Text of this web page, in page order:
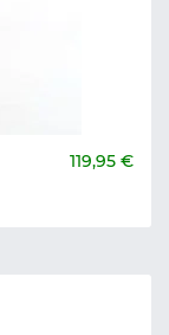
119,95 €